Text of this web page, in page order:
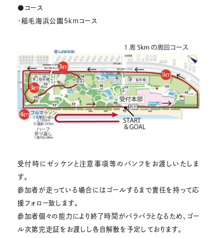
●コース
・稲毛海浜公園5kmコース
受付時にゼッケンと注意事項等のパンフをお渡しいたしま
す。
参加者が走っている場合にはゴールするまで責任を持って応
援フォロー致します。
参加者個々の能力により終了時間がバラバラとなるため、ゴー
ル次第完走証をお渡しし各自解散を予定しております。